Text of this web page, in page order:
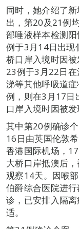
同时，她介绍了
出，第20及21例
部唾液样本检测
例于3月14日出现
桥口岸入境时因
23例于3月22日
涕等其他呼吸道
例，则在3月17日
口岸入境时因被发
其中第20例确诊
16日由英国伦敦
香港国际机场，
大桥口岸抵澳后
观察14天。因喉
伯爵综合医院进
诊，已安排入隔
适。